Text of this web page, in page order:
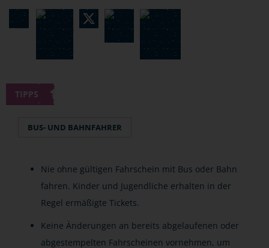
TIPPS
BUS- UND BAHNFAHRER
Nie ohne gültigen Fahrschein mit Bus oder Bahn
fahren. Kinder und Jugendliche erhalten in der
Regel ermäßigte Tickets.
Keine Änderungen an bereits abgelaufenen oder
abgestempelten Fahrscheinen vornehmen, um